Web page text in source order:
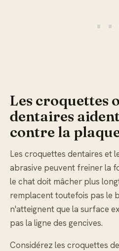
Les croquettes
dentaires
contre la
Les croquettes dentaires et
abrasive peuvent freiner la
le chat doit mâcher plus
remplacent toutefois pas le
n'atteignent que la surface
pas la ligne des gencives.
Considérez les croquettes